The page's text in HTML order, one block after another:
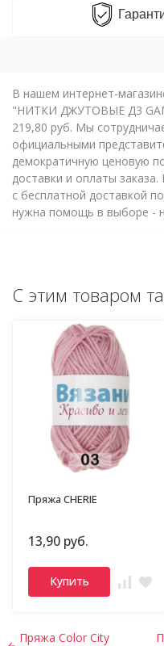
В нашем интернет-
"НИТКИ ДЖУТОВЫЕ Д3
219,80 руб. Мы
официальными
демократичную ценовую
доставки и оплаты
с бесплатной доставкой
нужна помощь в выборе -
С этим товаром
Пряжа CHERIE
13,90 руб.
Купить
Пряжа Color City